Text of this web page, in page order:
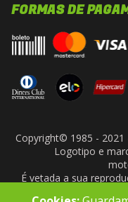
FORMAS DE
Copyright© 1985 - 2021
Logotipo e
É vetada a sua